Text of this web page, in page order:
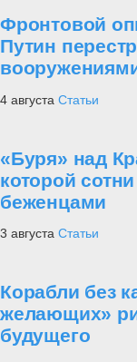
Фронтовой
Путин
4 августа Статьи
«Буря» над
которой
беженцами
3 августа Статьи
Корабли без
желающих»
будущего